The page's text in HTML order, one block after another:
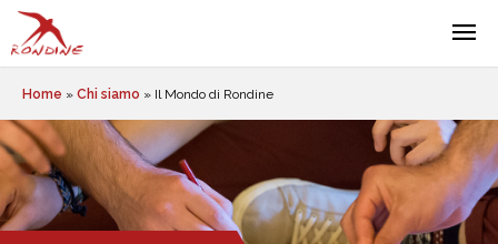
Home » Chi siamo » Il Mondo di Rondine